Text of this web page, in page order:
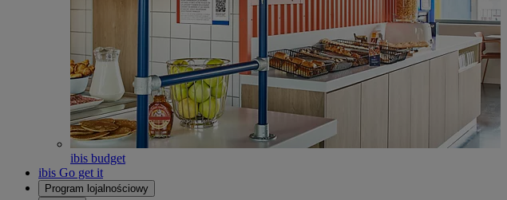
ibis budget
ibis Go get it
Program lojalnościowy